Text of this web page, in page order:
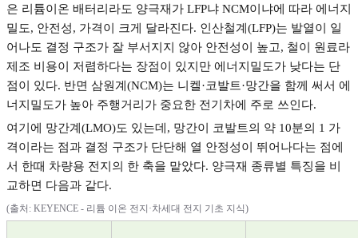
은 리튬이온 배터리라도 양극재가 LFP냐 NCM이냐에 따라 에너지
밀도, 안전성, 가격이 크게 달라진다. 인산철계(LFP)는 발열이 일
어나도 결정 구조가 잘 부서지지 않아 안전성이 높고, 철이 원료라
제조 비용이 저렴하다는 장점이 있지만 에너지밀도가 낮다는 단
점이 있다. 반면 삼원계(NCM)는 니켈·코발트·망간을 함께 써서 에
너지밀도가 높아 주행거리가 중요한 전기차에 주로 쓰인다.
여기에 망간계 (LMO)도 있는데 , 망간이 코발트의 약 10분의 1 가
격이라는 점과 결정 구조가 단단해 열 안정성이 뛰어나다는 점에
서 한때 차량용 전지의 한 축을 맡았다. 양극재 종류별 특징을 비
교하면 다음과 같다.
(출처 : KEYENCE - 리튬 이온 전지 ·차세대 전지 기초 지식)